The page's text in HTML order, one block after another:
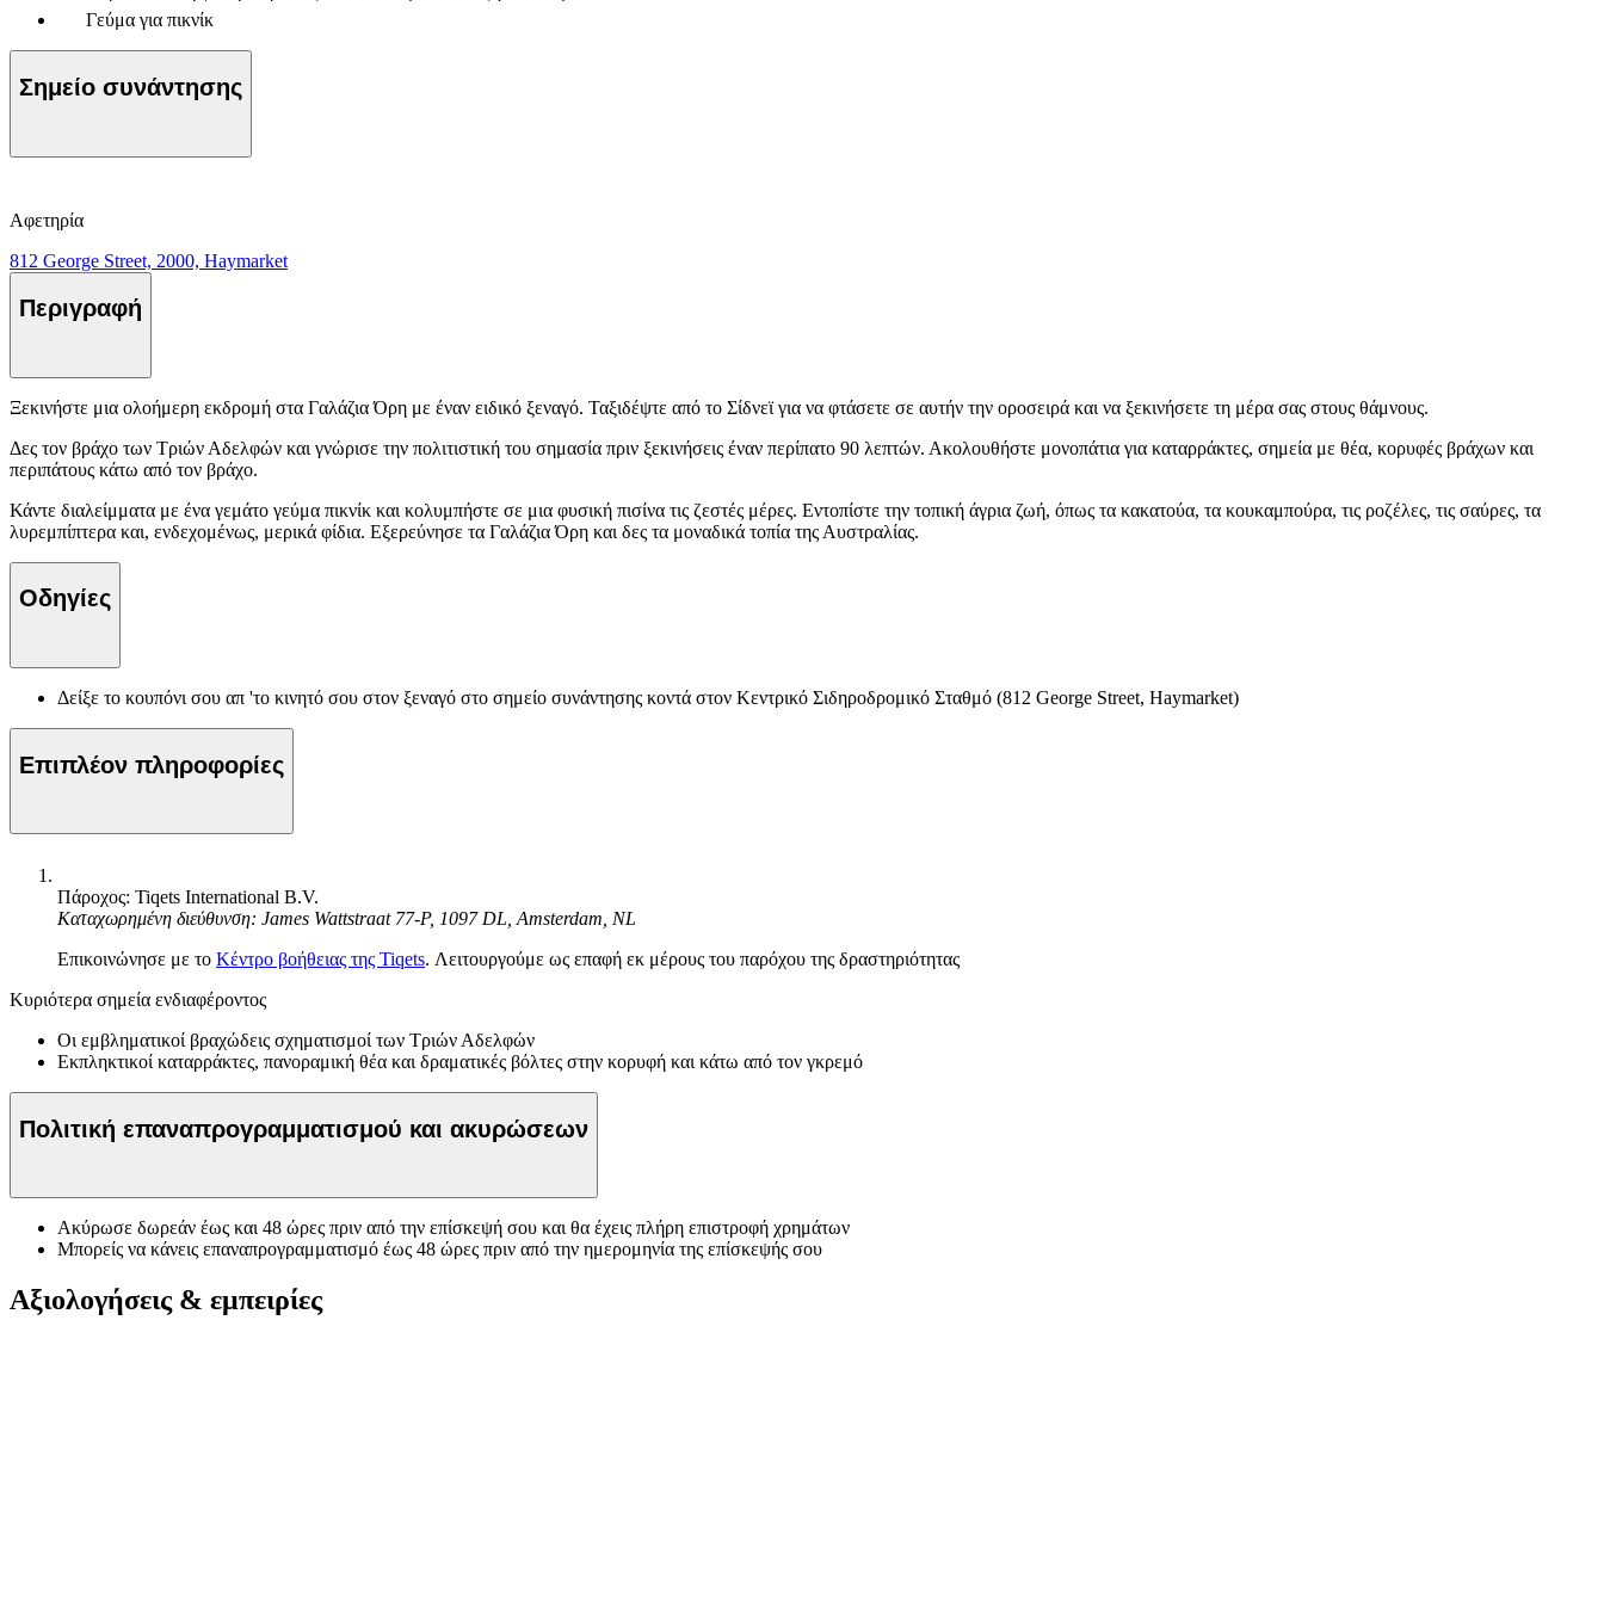
Γεύμα για πικνίκ
Σημείο συνάντησης
Αφετηρία
812 George Street, 2000, Haymarket
Περιγραφή
Ξεκινήστε μια ολοήμερη εκδρομή στα Γαλάζια Όρη με έναν ειδικό ξεναγό. Ταξιδέψτε από το Σίδνεϊ για να φτάσετε σε αυτήν την οροσειρά και να ξεκινήσετε τη μέρα σας στους θάμνους.
Δες τον βράχο των Τριών Αδελφών και γνώρισε την πολιτιστική του σημασία πριν ξεκινήσεις έναν περίπατο 90 λεπτών. Ακολουθήστε μονοπάτια για καταρράκτες, σημεία με θέα, κορυφές βράχων και
περιπάτους κάτω από τον βράχο.
Κάντε διαλείμματα με ένα γεμάτο γεύμα πικνίκ και κολυμπήστε σε μια φυσική πισίνα τις ζεστές μέρες. Εντοπίστε την τοπική άγρια ζωή, όπως τα κακατούα, τα κουκαμπούρα, τις ροζέλες, τις σαύρες, τα
λυρεμπίπτερα και, ενδεχομένως, μερικά φίδια. Εξερεύνησε τα Γαλάζια Όρη και δες τα μοναδικά τοπία της Αυστραλίας.
Οδηγίες
Δείξε το κουπόνι σου απ 'το κινητό σου στον ξεναγό στο σημείο συνάντησης κοντά στον Κεντρικό Σιδηροδρομικό Σταθμό (812 George Street, Haymarket)
Επιπλέον πληροφορίες
Πάροχος: Tiqets International B.V.
Καταχωρημένη διεύθυνση: James Wattstraat 77-P, 1097 DL, Amsterdam, NL
Επικοινώνησε με το Κέντρο βοήθειας της Tiqets. Λειτουργούμε ως επαφή εκ μέρους του παρόχου της δραστηριότητας
Κυριότερα σημεία ενδιαφέροντος
Οι εμβληματικοί βραχώδεις σχηματισμοί των Τριών Αδελφών
Εκπληκτικοί καταρράκτες, πανοραμική θέα και δραματικές βόλτες στην κορυφή και κάτω από τον γκρεμό
Πολιτική επαναπρογραμματισμού και ακυρώσεων
Ακύρωσε δωρεάν έως και 48 ώρες πριν από την επίσκεψή σου και θα έχεις πλήρη επιστροφή χρημάτων
Μπορείς να κάνεις επαναπρογραμματισμό έως 48 ώρες πριν από την ημερομηνία της επίσκεψής σου
Αξιολογήσεις & εμπειρίες